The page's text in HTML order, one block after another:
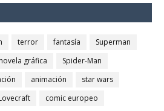
terror fantasía
Superman
novela gráfica
Spider-Man
animación
star wars
comic europeo